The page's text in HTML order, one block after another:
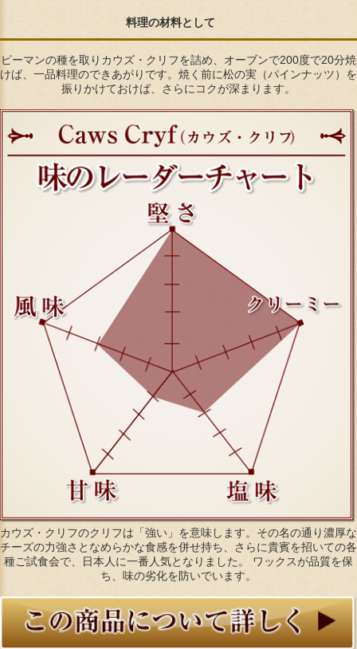
料理の材料として
ピーマンの種を取りカウズ・クリフを詰め、オーブンで200度で20分焼
けば、一品料理のできあがりです。焼く前に松の実（パインナッツ）を
振りかけておけば、さらにコクが深まります。
カウズ・クリフのクリフは「強い」を意味します。その名の通り濃厚な
チーズの力強さとなめらかな食感を併せ持ち、さらに貴賓を招いての各
種ご試食会で、日本人に一番人気となりました。 ワックスが品質を保
ち、味の劣化を防いでいます。